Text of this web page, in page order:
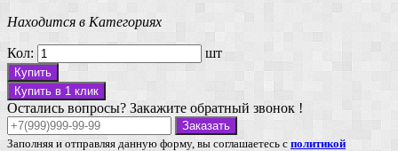
Находится в Категориях
Кол: шт
Купить
Купить в 1 клик
Остались вопросы? Закажите обратный звонок !
Заказать
Заполняя и отправляя данную форму, вы соглашаетесь с политикой